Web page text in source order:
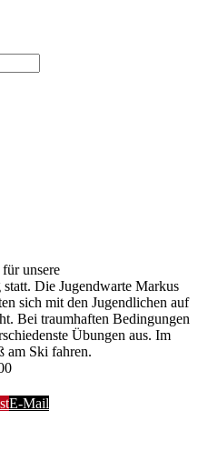
unsere
Die Jugendwarte Markus
sich mit den Jugendlichen auf
Bei traumhaften Bedingungen
Übungen aus. Im
am Ski fahren.
E-Mail